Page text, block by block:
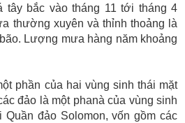
tây bắc vào tháng 11 tới tháng 4
thường xuyên và thỉnh thoảng là
Lượng mưa hàng năm khoảng
phần của hai vùng sinh thái mặt
đảo là một phanà của vùng sinh
đảo Solomon, vốn gồm các